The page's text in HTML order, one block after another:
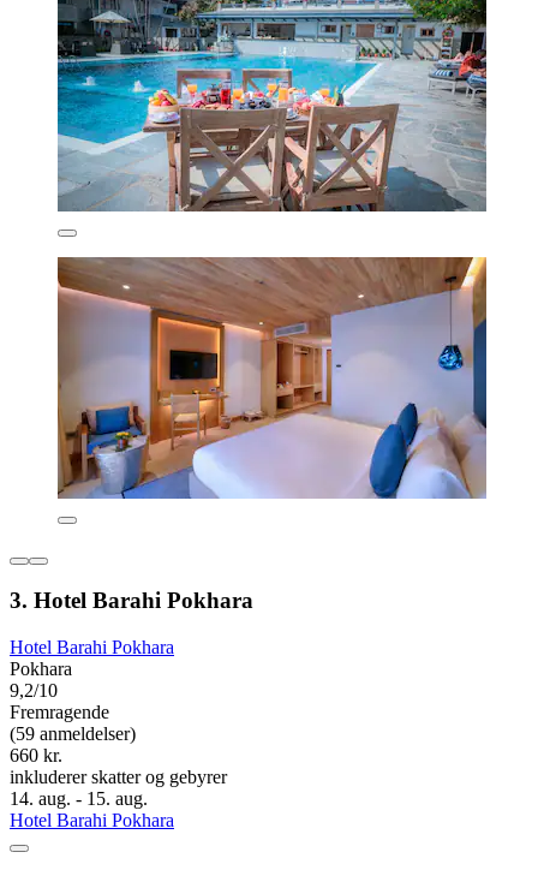
3. Hotel Barahi Pokhara
Hotel Barahi Pokhara
Pokhara
9,2/10
Fremragende
(59 anmeldelser)
660 kr.
inkluderer skatter og gebyrer
14. aug. - 15. aug.
Hotel Barahi Pokhara